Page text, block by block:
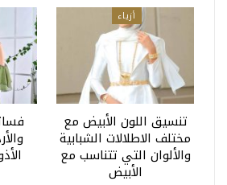
أزياء
تنسيق اللون الأبيض مع
مختلف الاطلالات الشبابية
والألوان التي تتناسب مع
الأبيض